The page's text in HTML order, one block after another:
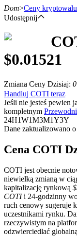
Kontrakty terminowe
Kontrakty
Dom>Ceny
Udostępnij
$0.01521
Zmiana Ceny Dzisiaj: 0
Handluj COTI teraz
Jeśli nie jesteś pewien
kompletnym
24H1W1M3M1Y3Y
Dane zaktualizowano
Cena COTI
COTI jest obecnie
niewielką zmianą w
kapitalizację rynkową
COTIi 24-godzinny
ruch cenowy sugeruje
uczestnikami rynku.
rzeczywistym na
odzwierciedlać